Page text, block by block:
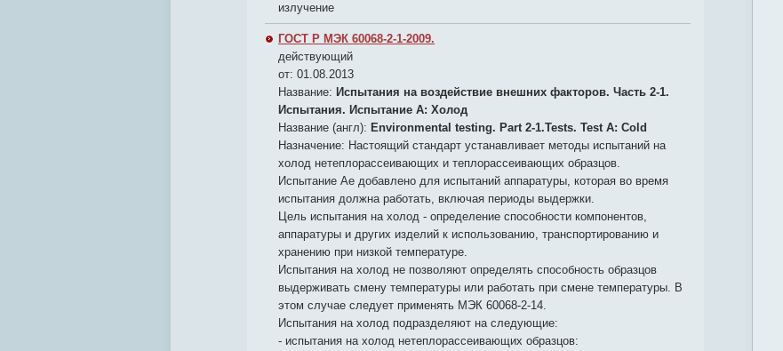
излучение
ГОСТ Р МЭК 60068-2-1-2009.
действующий
от: 01.08.2013
Название: Испытания на воздействие внешних факторов. Часть 2-1.
Испытания. Испытание А: Холод
Название (англ): Environmental testing. Part 2-1.Tests. Test A: Cold
Назначение: Настоящий стандарт устанавливает методы испытаний на
холод нетеплорассеивающих и теплорассеивающих образцов.
Испытание Ае добавлено для испытаний аппаратуры, которая во время
испытания должна работать, включая периоды выдержки.
Цель испытания на холод - определение способности компонентов,
аппаратуры и других изделий к использованию, транспортированию и
хранению при низкой температуре.
Испытания на холод не позволяют определять способность образцов
выдерживать смену температуры или работать при смене температуры. В
этом случае следует применять МЭК 60068-2-14.
Испытания на холод подразделяют на следующие:
- испытания на холод нетеплорассеивающих образцов: